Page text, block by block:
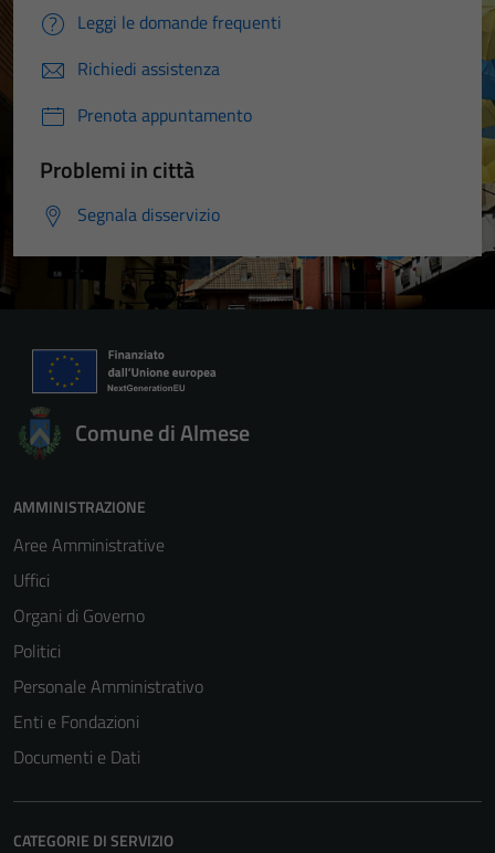
Leggi le domande frequenti
Richiedi assistenza
Prenota appuntamento
Problemi in città
Segnala disservizio
Comune di Almese
AMMINISTRAZIONE
Aree Amministrative
Uffici
Organi di Governo
Politici
Personale Amministrativo
Enti e Fondazioni
Documenti e Dati
CATEGORIE DI SERVIZIO